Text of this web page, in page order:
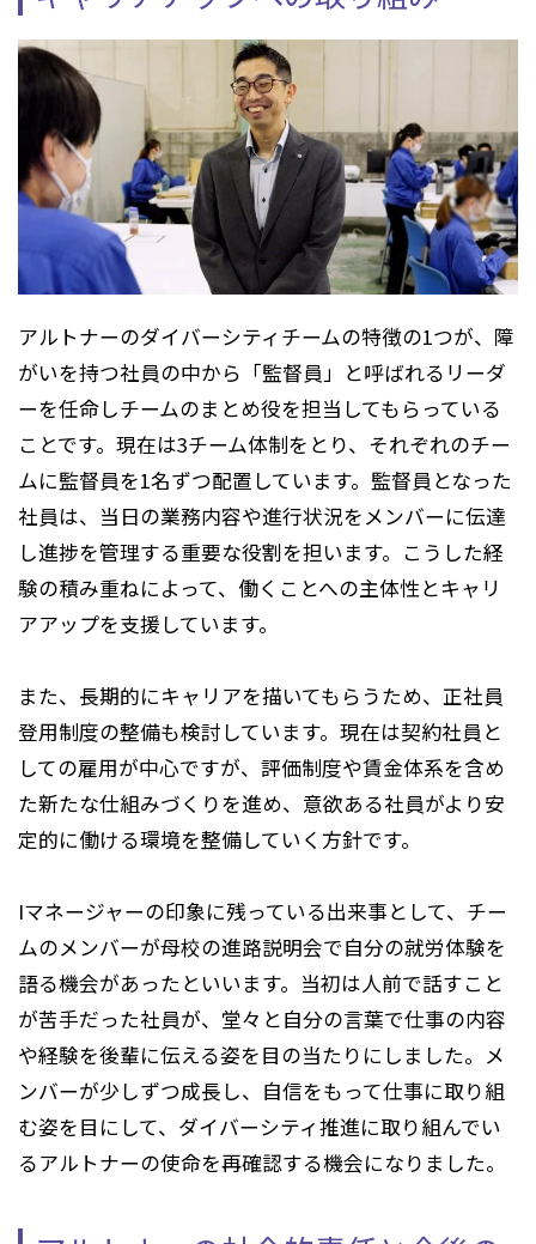
アルトナーのダイバーシティチームの特徴の1つが、障
がいを持つ社員の中から「監督員」と呼ばれるリーダ
ーを任命しチームのまとめ役を担当してもらっている
ことです。現在は3チーム体制をとり、それぞれのチー
ムに監督員を1名ずつ配置しています。監督員となった
社員は、当日の業務内容や進行状況をメンバーに伝達
し進捗を管理する重要な役割を担います。こうした経
験の積み重ねによって、働くことへの主体性とキャリ
アアップを支援しています。
また、長期的にキャリアを描いてもらうため、正社員
登用制度の整備も検討しています。現在は契約社員と
しての雇用が中心ですが、評価制度や賃金体系を含め
た新たな仕組みづくりを進め、意欲ある社員がより安
定的に働ける環境を整備していく方針です。
Iマネージャーの印象に残っている出来事として、チー
ムのメンバーが母校の進路説明会で自分の就労体験を
語る機会があったといいます。当初は人前で話すこと
が苦手だった社員が、堂々と自分の言葉で仕事の内容
や経験を後輩に伝える姿を目の当たりにしました。メ
ンバーが少しずつ成長し、自信をもって仕事に取り組
む姿を目にして、ダイバーシティ推進に取り組んでい
るアルトナーの使命を再確認する機会になりました。